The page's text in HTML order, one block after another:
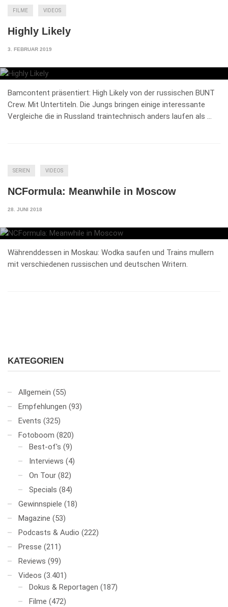
FILME VIDEOS
Highly Likely
3. FEBRUAR 2019
Bamcontent präsentiert: High Likely von der russischen BUNT
Crew. Mit Untertiteln. Die Jungs bringen einige interessante
Vergleiche die in Russland traintechnisch anders laufen als …
SERIEN VIDEOS
NCFormula: Meanwhile in Moscow
28. JUNI 2018
Währenddessen in Moskau: Wodka saufen und Trains mullern
mit verschiedenen russischen und deutschen Writern.
KATEGORIEN
Allgemein (55)
Empfehlungen (93)
Events (325)
Fotoboom (820)
Best-of's (9)
Interviews (4)
On Tour (82)
Specials (84)
Gewinnspiele (18)
Magazine (53)
Podcasts & Audio (222)
Presse (211)
Reviews (99)
Videos (3.401)
Dokus & Reportagen (187)
Filme (472)